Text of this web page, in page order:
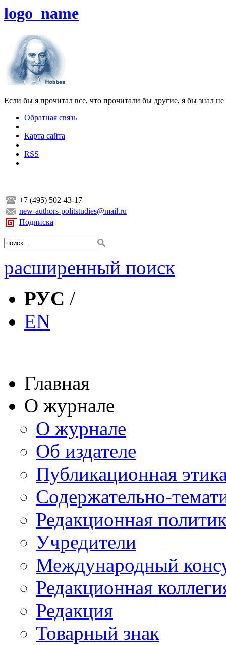
logo_name
Если бы я прочитал все, что прочитали бы другие, я бы знал
Обратная связь
|
Карта сайта
|
RSS
+7 (495) 502-43-17
new-authors-politstudies@mail.ru
Подписка
расширенный поиск
РУС /
EN
Главная
О журнале
О журнале
Об издателе
Публикационная
Содержательно-
Редакционная
Учредители
Международный
Редакционная
Редакция
Товарный знак